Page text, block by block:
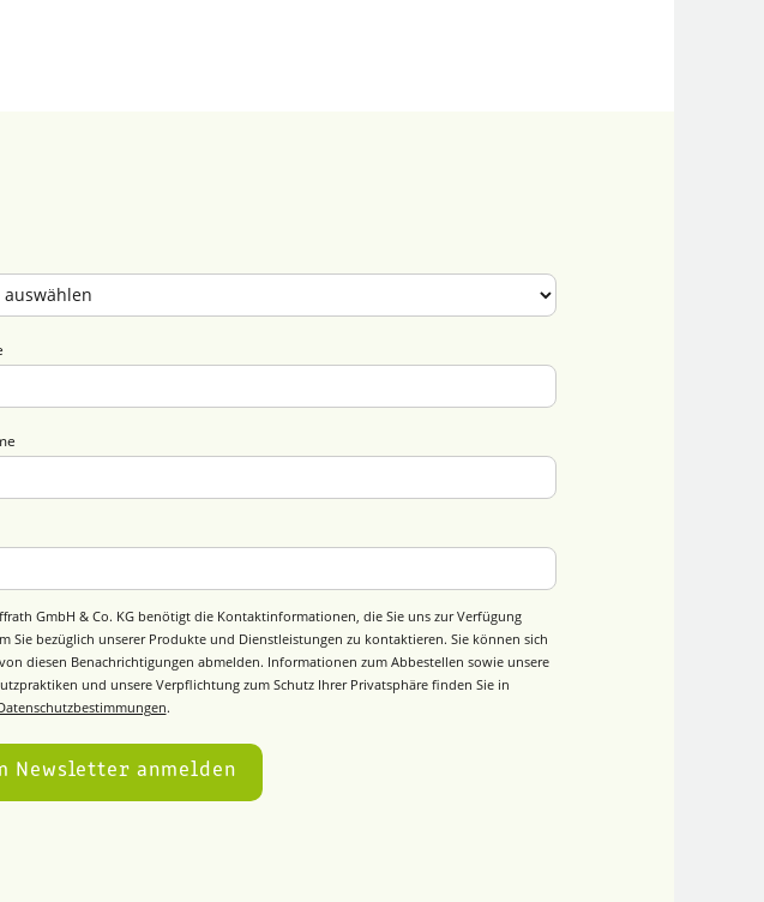
GmbH & Co. KG benötigt die Kontaktinformationen, die Sie uns zur Verfügung
Sie bezüglich unserer Produkte und Dienstleistungen zu kontaktieren. Sie können sich
diesen Benachrichtigungen abmelden. Informationen zum Abbestellen sowie unsere
und unsere Verpflichtung zum Schutz Ihrer Privatsphäre finden Sie in
.